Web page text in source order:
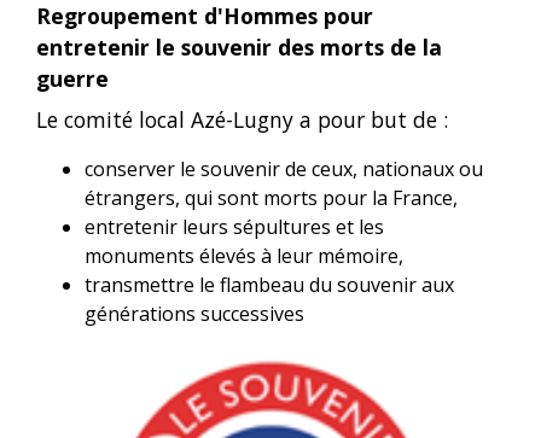
Regroupement d'Hommes pour
entretenir le souvenir des morts de la
guerre
Le comité local Azé-Lugny a pour but de :
conserver le souvenir de ceux, nationaux ou
étrangers, qui sont morts pour la France,
entretenir leurs sépultures et les
monuments élevés à leur mémoire,
transmettre le flambeau du souvenir aux
générations successives